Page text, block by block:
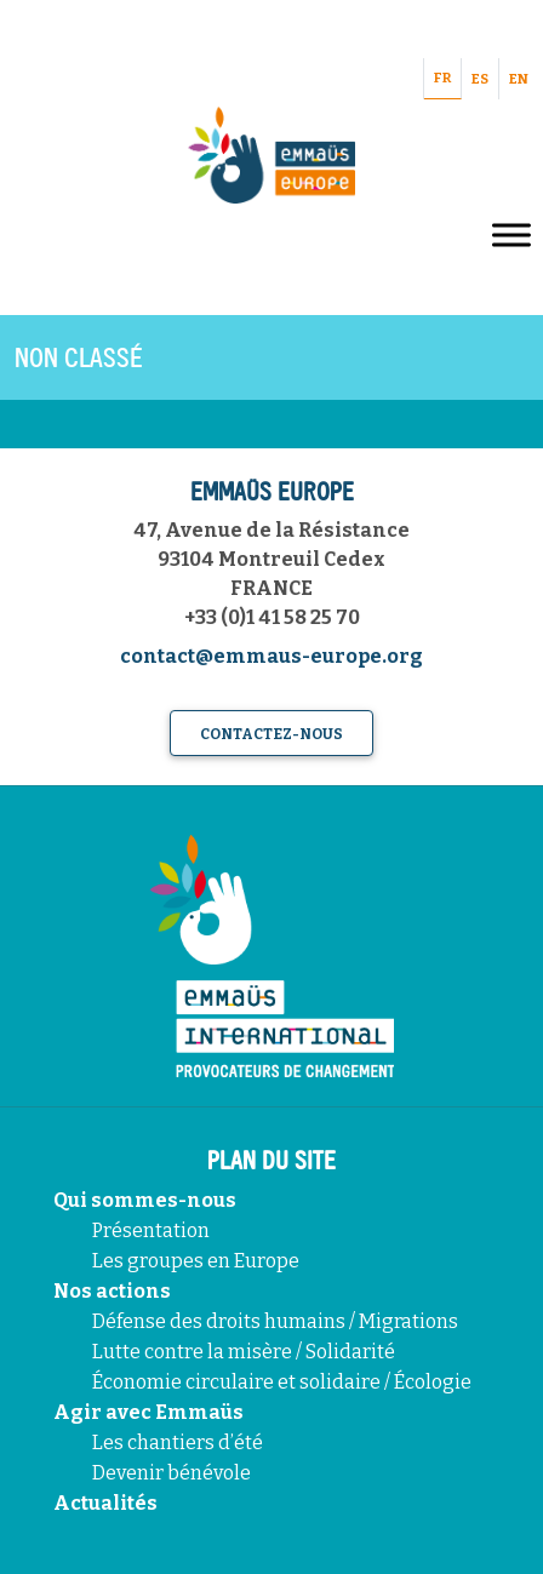
FR ES EN
NON CLASSÉ
EMMAÜS EUROPE
47, Avenue de la Résistance
93104 Montreuil Cedex
FRANCE
+33 (0)1 41 58 25 70
contact@emmaus-europe.org
CONTACTEZ-NOUS
PLAN DU SITE
Qui sommes-nous
Présentation
Les groupes en Europe
Nos actions
Défense des droits humains / Migrations
Lutte contre la misère / Solidarité
Économie circulaire et solidaire / Écologie
Agir avec Emmaüs
Les chantiers d’été
Devenir bénévole
Actualités